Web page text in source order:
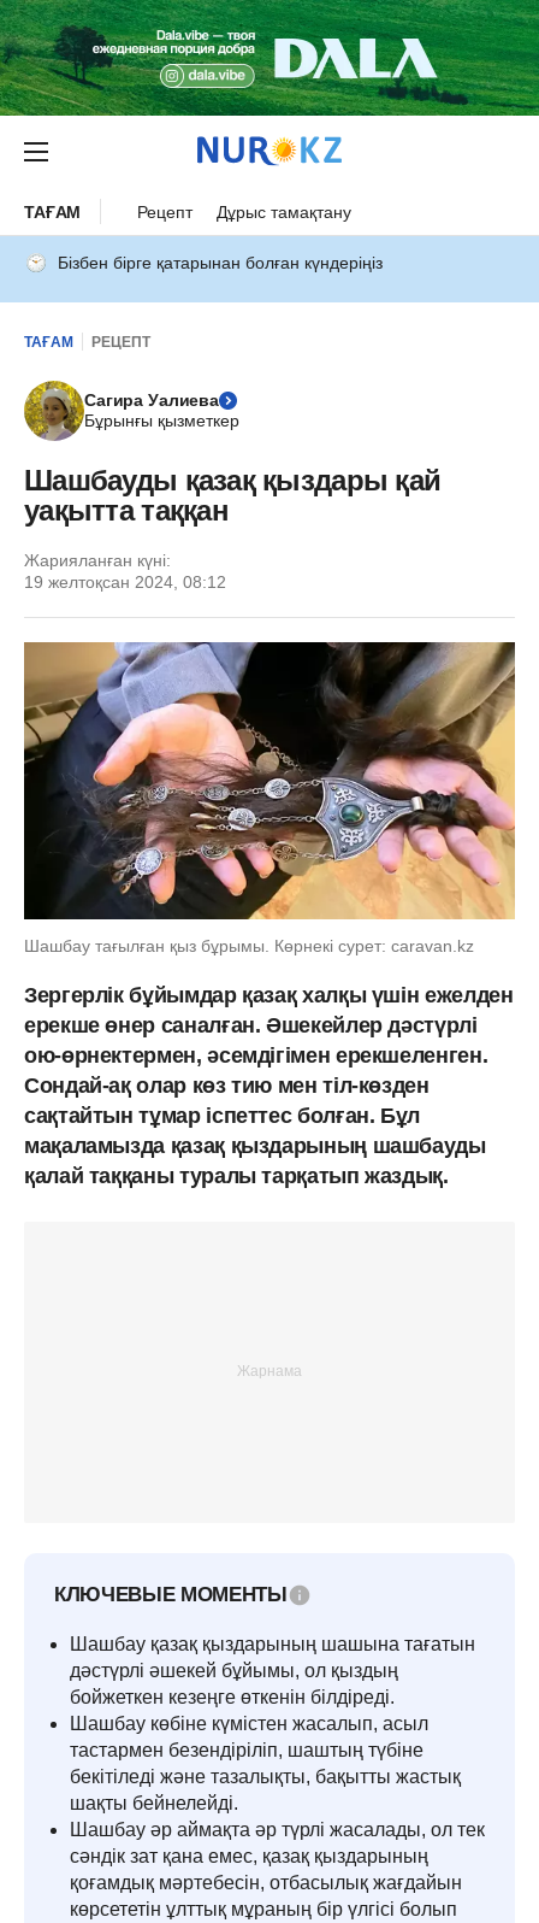
ТАҒАМ Рецепт Дұрыс тамақтану
Бізбен бірге қатарынан болған күндеріңіз
ТАҒАМ РЕЦЕПТ
Сагира Уалиева
Бұрынғы қызметкер
Шашбауды қазақ қыздары қай
уақытта таққан
Жарияланған күні:
19 желтоқсан 2024, 08:12
Шашбау тағылған қыз бұрымы. Көрнекі сурет: caravan.kz
Зергерлік бұйымдар қазақ халқы үшін ежелден
ерекше өнер саналған. Әшекейлер дәстүрлі
ою-өрнектермен, әсемдігімен ерекшеленген.
Сондай-ақ олар көз тию мен тіл-көзден
сақтайтын тұмар іспеттес болған. Бұл
мақаламызда қазақ қыздарының шашбауды
қалай таққаны туралы тарқатып жаздық.
КЛЮЧЕВЫЕ МОМЕНТЫ
Шашбау қазақ қыздарының шашына тағатын
дәстүрлі әшекей бұйымы, ол қыздың
бойжеткен кезеңге өткенін білдіреді.
Шашбау көбіне күмістен жасалып, асыл
тастармен безендіріліп, шаштың түбіне
бекітіледі және тазалықты, бақытты жастық
шақты бейнелейді.
Шашбау әр аймақта әр түрлі жасалады, ол тек
сәндік зат қана емес, қазақ қыздарының
қоғамдық мәртебесін, отбасылық жағдайын
көрсететін ұлттық мұраның бір үлгісі болып